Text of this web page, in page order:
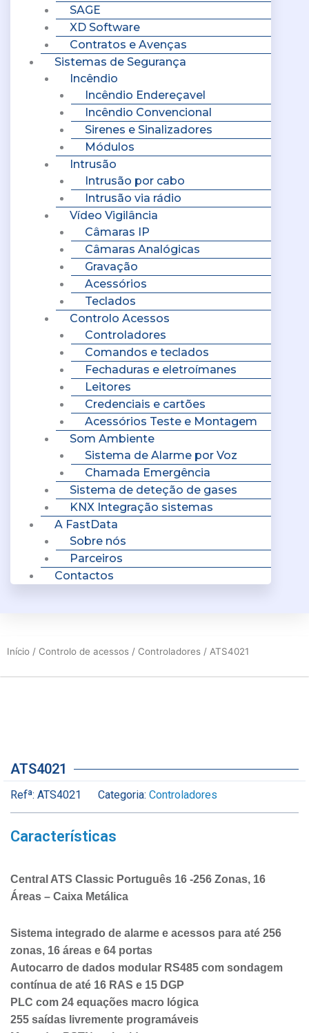
SAGE
XD Software
Contratos e Avenças
Sistemas de Segurança
Incêndio
Incêndio Endereçavel
Incêndio Convencional
Sirenes e Sinalizadores
Módulos
Intrusão
Intrusão por cabo
Intrusão via rádio
Vídeo Vigilância
Câmaras IP
Câmaras Analógicas
Gravação
Acessórios
Teclados
Controlo Acessos
Controladores
Comandos e teclados
Fechaduras e eletroímanes
Leitores
Credenciais e cartões
Acessórios Teste e Montagem
Som Ambiente
Sistema de Alarme por Voz
Chamada Emergência
Sistema de deteção de gases
KNX Integração sistemas
A FastData
Sobre nós
Parceiros
Contactos
Início / Controlo de acessos / Controladores / ATS4021
ATS4021
Refª: ATS4021 Categoria: Controladores
Características
Central ATS Classic Português 16 -256 Zonas, 16
Áreas – Caixa Metálica
Sistema integrado de alarme e acessos para até 256
zonas, 16 áreas e 64 portas
Autocarro de dados modular RS485 com sondagem
contínua de até 16 RAS e 15 DGP
PLC com 24 equações macro lógica
255 saídas livremente programáveis